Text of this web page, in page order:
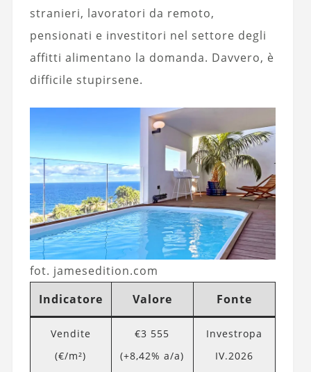
stranieri, lavoratori da remoto,
pensionati e investitori nel settore degli
affitti alimentano la domanda. Davvero, è
difficile stupirsene.
fot. jamesedition.com
Indicatore
Valore Fonte
Vendite
(€/m²)
€3 555
(+8,42% a/a)
Investropa
IV.2026